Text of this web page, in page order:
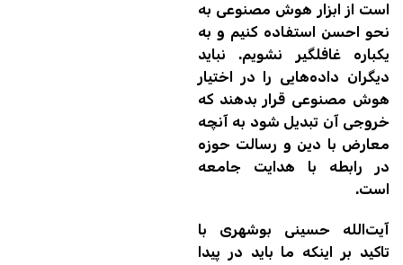
است از ابزار هوش مصنوعی به
نحو احسن استفاده کنیم و به
یکباره غافلگیر نشویم. نباید
دیگران داده‌هایی را در اختیار
هوش مصنوعی قرار بدهند که
خروجی آن تبدیل شود به آنچه
معارض با دین و رسالت حوزه‌
در رابطه با هدایت جامعه
است.
آیت‌الله حسینی بوشهری با
تاکید بر اینکه ما باید در پیدا